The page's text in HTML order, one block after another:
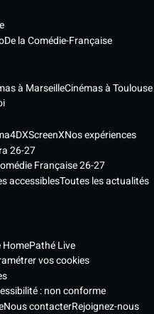
De la Comédie-Française
à MarseilleCinémas à Toulouse
4DXScreenXNos expériences
26-27
Française 26-27
accessiblesToutes les actualités
HomePathé Live
vos cookies
: non conforme
Nous contacterRejoignez-nous